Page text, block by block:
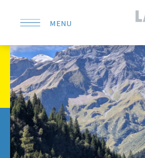
MENU
KONTAKT